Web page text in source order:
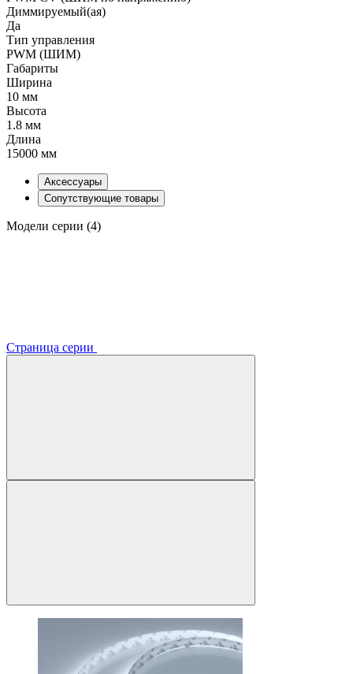
Диммируемый(ая)
Да
Тип управления
PWM (ШИМ)
Габариты
Ширина
10 мм
Высота
1.8 мм
Длина
15000 мм
Аксессуары
Сопутствующие товары
Модели серии (4)
Страница серии